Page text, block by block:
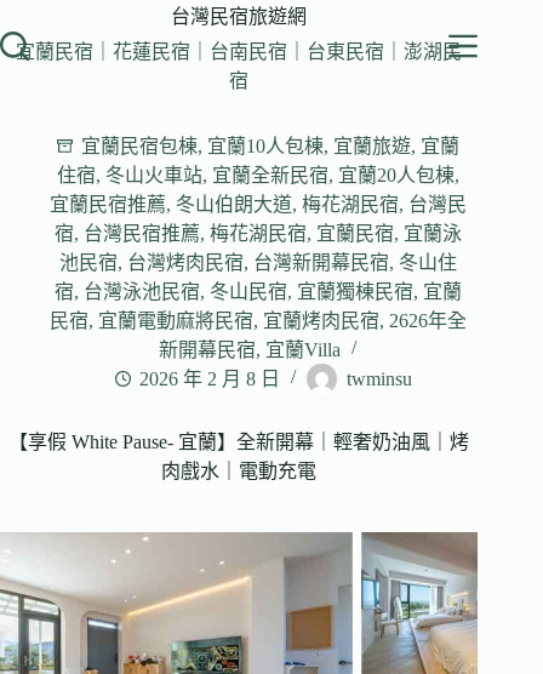
至
台灣民宿旅遊網
宜蘭民宿｜花蓮民宿｜台南民宿｜台東民宿｜澎湖民
宿
宜蘭民宿包棟, 宜蘭10人包棟, 宜蘭旅遊, 宜蘭
住宿, 冬山火車站, 宜蘭全新民宿, 宜蘭20人包棟,
宜蘭民宿推薦, 冬山伯朗大道, 梅花湖民宿, 台灣民
宿, 台灣民宿推薦, 梅花湖民宿, 宜蘭民宿, 宜蘭泳
池民宿, 台灣烤肉民宿, 台灣新開幕民宿, 冬山住
宿, 台灣泳池民宿, 冬山民宿, 宜蘭獨棟民宿, 宜蘭
民宿, 宜蘭電動麻將民宿, 宜蘭烤肉民宿, 2626年全
新開幕民宿, 宜蘭Villa
2026 年 2 月 8 日
twminsu
【享假 White Pause- 宜蘭】全新開幕｜輕奢奶油風｜烤
肉戲水｜電動充電